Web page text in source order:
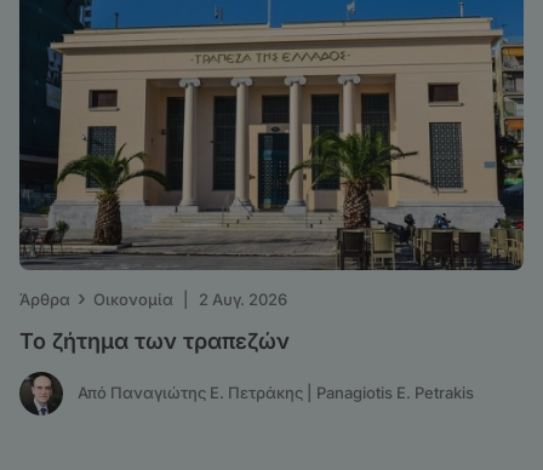
Άρθρα › Οικονομία 2 Αυγ. 2026
Το ζήτημα των τραπεζών
Από Παναγιώτης Ε. Πετράκης | Panagiotis E. Petrakis